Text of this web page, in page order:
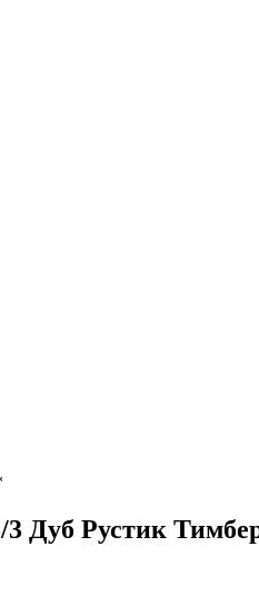
3 Дуб Рустик